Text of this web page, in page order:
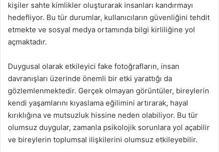
kişiler sahte kimlikler oluşturarak insanları kandırmayı
hedefliyor. Bu tür durumlar, kullanıcıların güvenliğini tehdit
etmekte ve sosyal medya ortamında bilgi kirliliğine yol
açmaktadır.
Duygusal olarak etkileyici fake fotoğrafların, insan
davranışları üzerinde önemli bir etki yarattığı da
gözlemlenmektedir. Gerçek olmayan görüntüler, bireylerin
kendi yaşamlarını kıyaslama eğilimini artırarak, hayal
kırıklığına ve mutsuzluk hissine neden olabiliyor. Bu tür
olumsuz duygular, zamanla psikolojik sorunlara yol açabilir
ve bireylerin toplumsal ilişkilerini olumsuz etkileyebilir.